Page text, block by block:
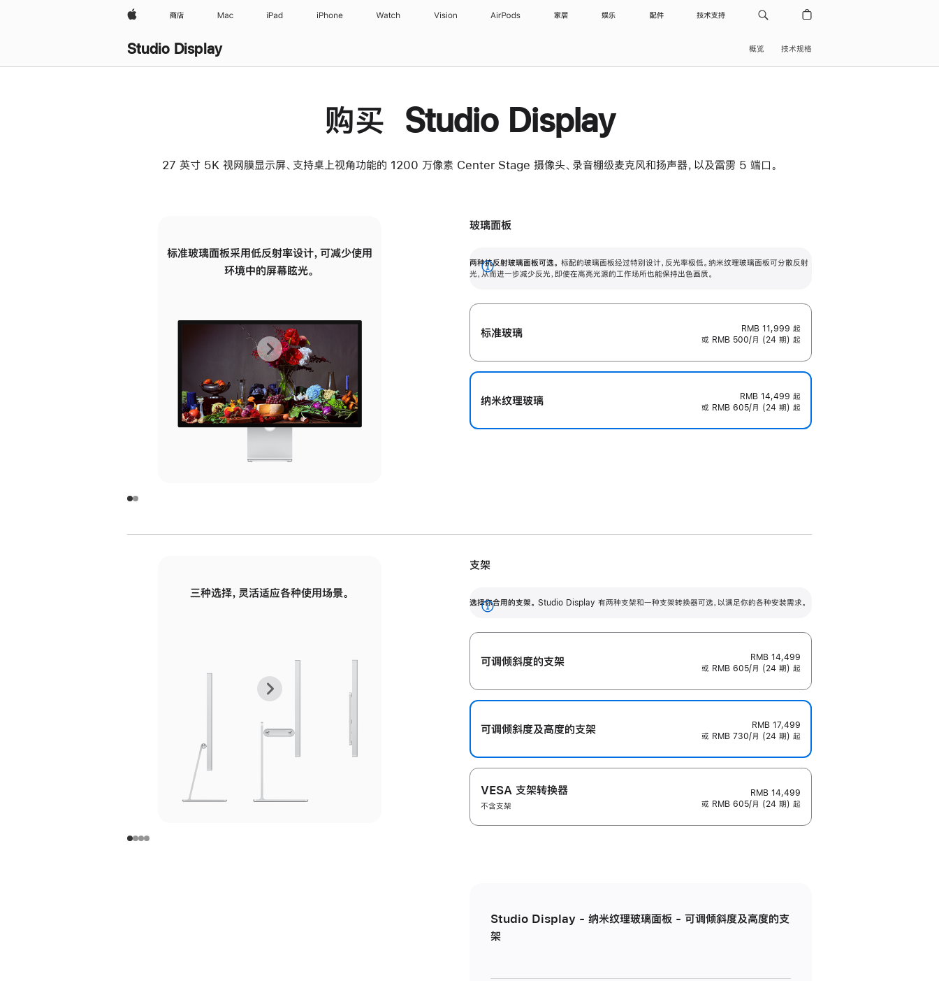
Apple 商店 Mac iPad iPhone Watch Vision AirPods 家居 娱乐 配件 技术支持
Studio Display 概览 技术规格
购买 Studio Display
27 英寸 5K 视网膜显示屏、支持桌上视角功能的 1200 万像素 Center Stage 摄像头、录音棚级麦克风和扬声器，以及雷雳 5 端口。
标准玻璃面板采用低反射率设计，可减少使用
环境中的屏幕眩光。
有高亮光源的场所使用，也能保持出色画质。
上
一
张
图
面
下
一
张
图
面
玻璃面板
两种抗反射玻璃面板可选。 标配的玻璃面板经过特别设计，反光率极低。纳米纹理玻璃面板可分散反射
光，从而进一步减少反光，即使在高亮光源的工作场所也能保持出色画质。
展
标准玻璃 RMB 11,999 起
或 RMB 500/月 (24 期) 起
纳米纹理玻璃 RMB 14,499 起
或 RMB 605/月 (24 期) 起
三种选择，灵活适应各种使用场景。
调节范围。
毫米的高度调节范围。
上
张
下
张
支架
选择你合用的支架。 Studio Display 有两种支架和一种支架转换器可选，以满足你的各种安装需求。
展
开
可调倾斜度的支架
RMB 14,499
或 RMB 605/月 (24 期) 起
可调倾斜度及高‍度的支‍架
RMB 17,499
或 RMB 730/月 (24 期) 起
VESA 支架转换器
不含支架
RMB 14,499
或 RMB 605/月 (24 期) 起
Studio Display - 纳米纹理玻璃面板 - 可调倾斜度及高度的支
架